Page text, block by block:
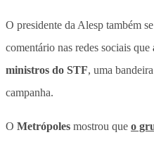
O presidente da Alesp também
comentário nas redes sociais que
ministros do STF, uma
campanha.
O Metrópoles mostrou que o